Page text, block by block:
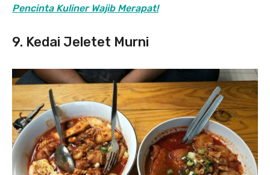
Pencinta Kuliner Wajib Merapat!
9. Kedai Jeletet Murni